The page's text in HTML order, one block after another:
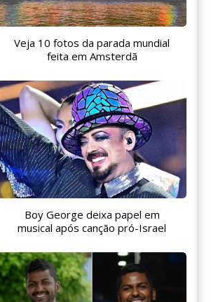
Veja 10 fotos da parada mundial
feita em Amsterdã
Boy George deixa papel em
musical após canção pró-Israel